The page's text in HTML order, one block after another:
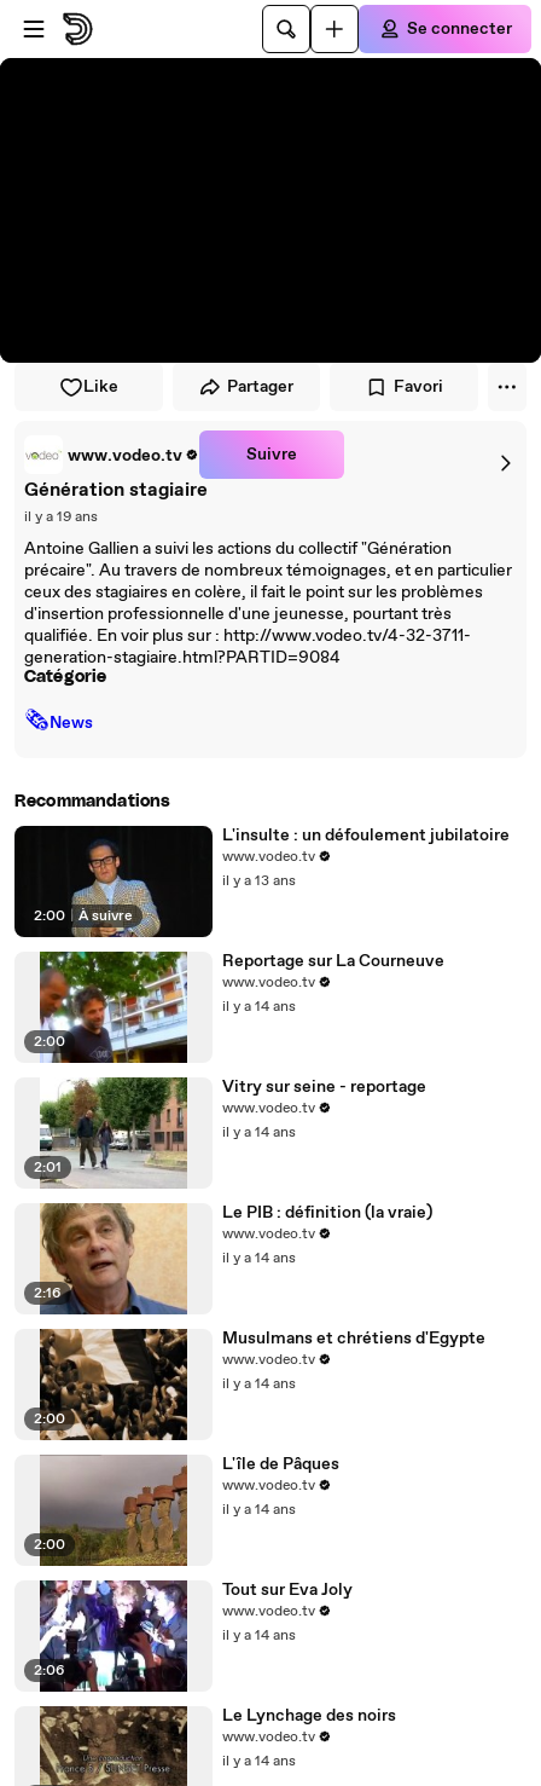
Passer au player
Passer au contenu principal
Se connecter
Like Partager Favori
www.vodeo.tv Suivre
Génération stagiaire
il y a 19 ans
Antoine Gallien a suivi les actions du collectif "Génération
précaire". Au travers de nombreux témoignages, et en particulier
ceux des stagiaires en colère, il fait le point sur les problèmes
d'insertion professionnelle d'une jeunesse, pourtant très
qualifiée. En voir plus sur : http://www.vodeo.tv/4-32-3711-
generation-stagiaire.html?PARTID=9084
Catégorie
🗞News
Recommandations
2:00 À suivre
L'insulte : un défoulement jubilatoire
www.vodeo.tv
il y a 13 ans
2:00
Reportage sur La Courneuve
www.vodeo.tv
il y a 14 ans
2:01
Vitry sur seine - reportage
www.vodeo.tv
il y a 14 ans
2:16
Le PIB : définition (la vraie)
www.vodeo.tv
il y a 14 ans
2:00
Musulmans et chrétiens d'Egypte
www.vodeo.tv
il y a 14 ans
2:00
L'île de Pâques
www.vodeo.tv
il y a 14 ans
2:06
Tout sur Eva Joly
www.vodeo.tv
il y a 14 ans
Le Lynchage des noirs
www.vodeo.tv
il y a 14 ans